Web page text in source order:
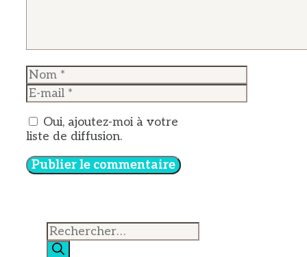
Nom
E-
mail
Oui, ajoutez-moi à votre
liste de diffusion.
Rechercher :